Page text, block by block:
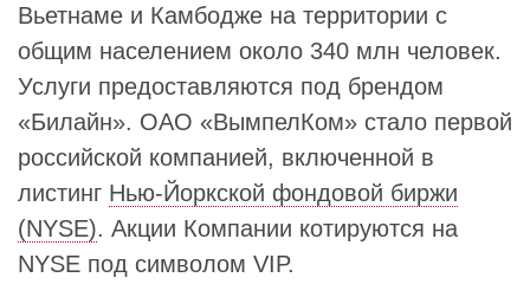
Вьетнаме и Камбодже на территории с
общим населением около 340 млн человек.
Услуги предоставляются под брендом
«Билайн». ОАО «ВымпелКом» стало первой
российской компанией, включенной в
листинг Нью-Йоркской фондовой биржи
(NYSE). Акции Компании котируются на
NYSE под символом VIP.